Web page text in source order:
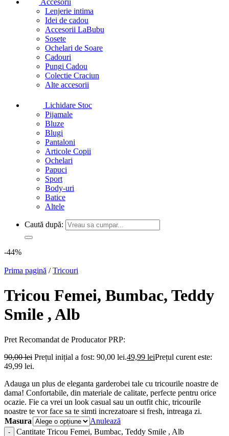
Accesorii
Lenjerie intima
Idei de cadou
Accesorii LaBubu
Sosete
Ochelari de Soare
Cadouri
Pungi Cadou
Colectie Craciun
Alte accesorii
Lichidare Stoc
Pijamale
Bluze
Blugi
Pantaloni
Articole Copii
Ochelari
Papuci
Sport
Body-uri
Batice
Altele
Caută după:
-44%
Prima pagină / Tricouri
Tricou Femei, Bumbac, Teddy
Smile , Alb
Pret Recomandat de ProducatorPRP:
90,00lei Prețul inițial a fost: 90,00 lei.49,99 leiPrețul curent este:
49,99 lei.
Adauga un plus de eleganta garderobei tale cu tricourile noastre de
dama! Confortabile, din materiale de calitate, perfecte pentru orice
ocazie. Fie ca vrei un look casual sau un outfit chic, tricourile
noastre te vor face sa te simti increzatoare si fresh, intreaga zi.
Masura
Anulează
Cantitate Tricou Femei, Bumbac, Teddy Smile , Alb